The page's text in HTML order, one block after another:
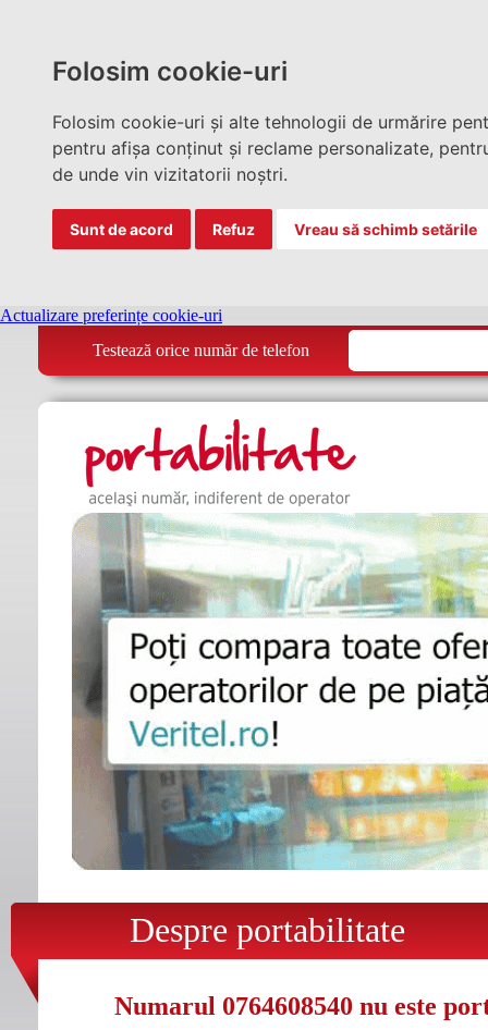
Folosim cookie-uri
Folosim cookie-uri și alte tehnologii de urmărire
pentru afișa conținut și reclame personalizate,
de unde vin vizitatorii noștri.
Sunt de acord Refuz Vreau să schimb setările
Actualizare preferințe cookie-uri
Testează orice număr de telefon
Despre portabilitate
Numarul 0764608540 nu este